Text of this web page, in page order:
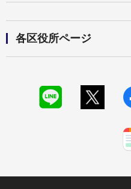
各区役所ページ